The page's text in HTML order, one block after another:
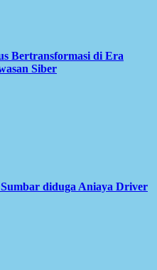
Bertransformasi di Era
Siber
diduga Aniaya Driver